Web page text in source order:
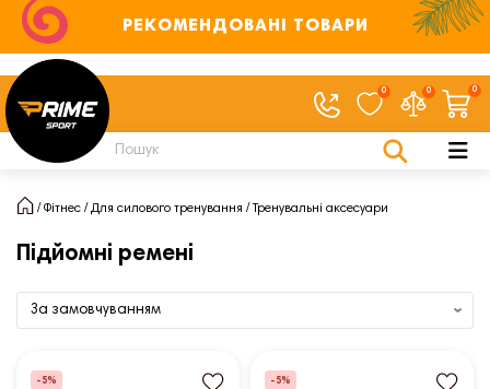
РЕКОМЕНДОВАНІ ТОВАРИ
0 0 0
Фітнес Для силового тренування Тренувальні аксесуари
Підйомні ремені
-5% -5%